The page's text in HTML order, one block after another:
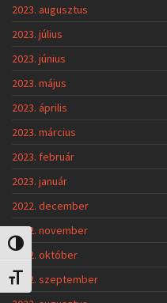
Nagy kontraszt váltása
Betűméret váltása
2023. augusztus
2023. július
2023. június
2023. május
2023. április
2023. március
2023. február
2023. január
2022. december
2022. november
2022. október
2022. szeptember